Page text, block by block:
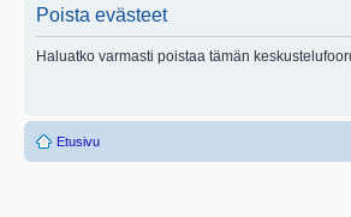
Poista evästeet
Haluatko varmasti poistaa tämän
Etusivu